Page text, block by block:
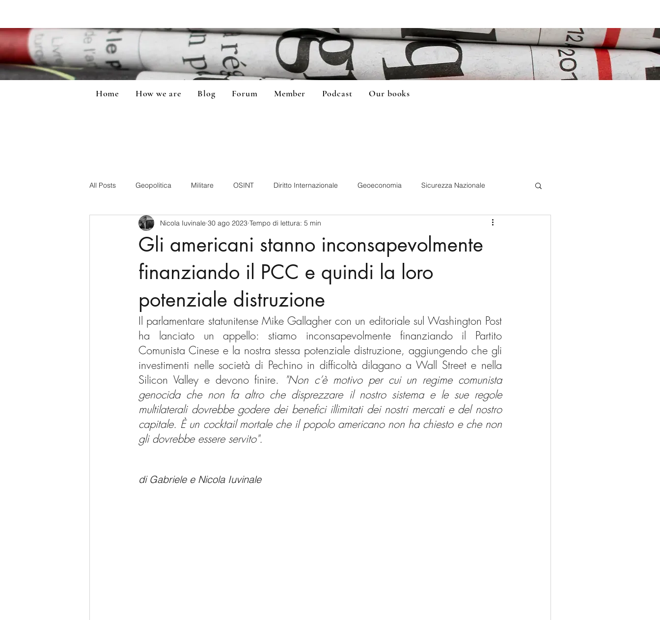
Home How we are Blog Forum Member Podcast Our books
All Posts Geopolitica Militare OSINT Diritto Internazionale Geoeconomia Sicurezza Nazionale
CyberSecurity Information Tecnology America-Latina e Caraibi (LAC)
Nuova Zelanda Russia Giappone India Corea del Nord
Australia Germania Europa Covid-19
Polo Nord
Gli americani stanno inconsapevolmente
finanziando il PCC e quindi la loro
potenziale distruzione
Nicola Iuvinale 30 ago 2023 Tempo di lettura: 5 min
Il parlamentare statunitense Mike Gallagher con un editoriale sul Washington Post
ha lanciato un appello: stiamo inconsapevolmente finanziando il Partito
Comunista Cinese e la nostra stessa potenziale distruzione, aggiungendo che gli
investimenti nelle società di Pechino in difficoltà dilagano a Wall Street e nella
Silicon Valley e devono finire. "Non c’è motivo per cui un regime comunista
genocida che non fa altro che disprezzare il nostro sistema e le sue regole
multilaterali dovrebbe godere dei benefici illimitati dei nostri mercati e del nostro
capitale. È un cocktail mortale che il popolo americano non ha chiesto e che non
gli dovrebbe essere servito".
di Gabriele e Nicola Iuvinale